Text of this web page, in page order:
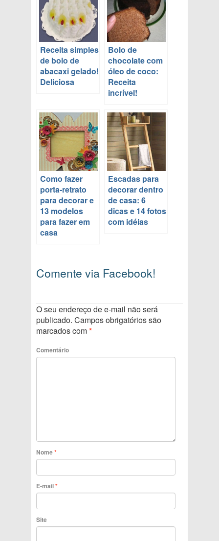
Receita simples
de bolo de
abacaxi gelado!
Deliciosa
Bolo de
chocolate com
óleo de coco:
Receita
incrível!
Como fazer
porta-retrato
para decorar e
13 modelos
para fazer em
casa
Escadas para
decorar dentro
de casa: 6
dicas e 14 fotos
com idéias
Comente via Facebook!
O seu endereço de e-mail não será
publicado. Campos obrigatórios são
marcados com*
Comentário
Nome*
E-mail*
Site